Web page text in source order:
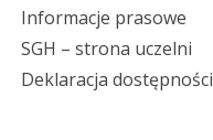
Informacje prasowe
SGH – strona uczelni
Deklaracja dostępności